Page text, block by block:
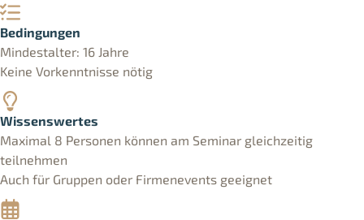
Bedingungen
Mindestalter: 16 Jahre
Keine Vorkenntnisse nötig
Wissenswertes
Maximal 8 Personen können am Seminar gleichzeitig
teilnehmen
Auch für Gruppen oder Firmenevents geeignet